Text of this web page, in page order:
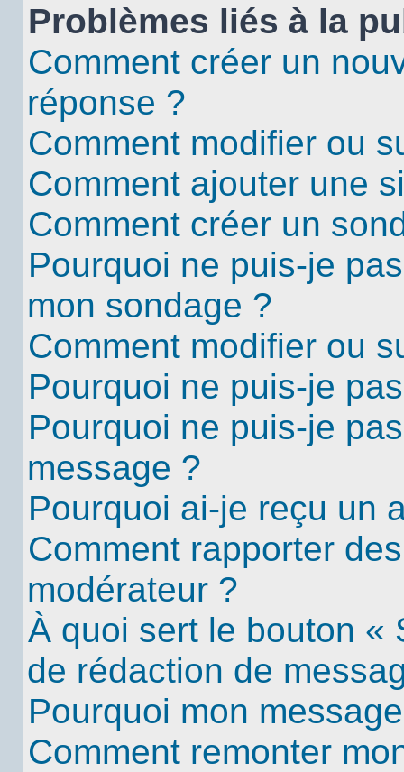
Problèmes liés à la
Comment créer un
réponse ?
Comment modifier ou
Comment ajouter une
Comment créer un
Pourquoi ne puis-je
mon sondage ?
Comment modifier ou
Pourquoi ne puis-je
Pourquoi ne puis-je
message ?
Pourquoi ai-je reçu un
Comment rapporter
modérateur ?
À quoi sert le bouton «
de rédaction de
Pourquoi mon
Comment remonter